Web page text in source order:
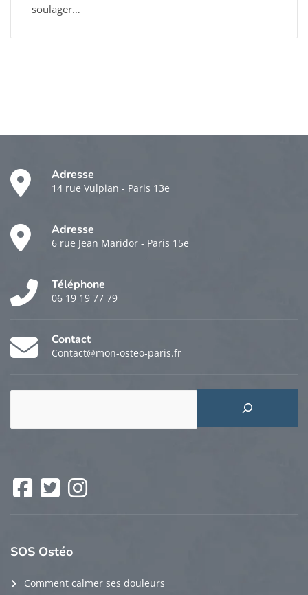
soulager…
Adresse
14 rue Vulpian - Paris 13e
Adresse
6 rue Jean Maridor - Paris 15e
Téléphone
06 19 19 77 79
Contact
Contact@mon-osteo-paris.fr
Facebook
SOS Ostéo
Comment calmer ses douleurs